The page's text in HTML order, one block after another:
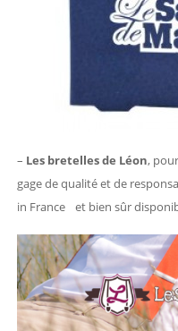
– Les bretelles de Léon,
gage de qualité et de
in France et bien sûr